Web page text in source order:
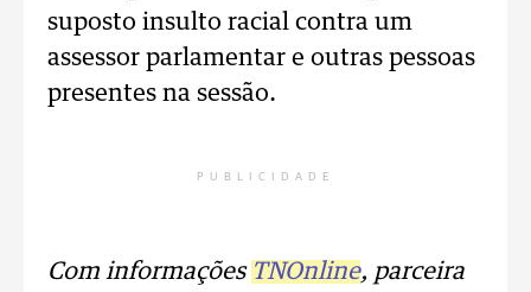
suposto insulto racial contra um
assessor parlamentar e outras pessoas
presentes na sessão.
PUBLICIDADE
Com informações TNOnline, parceira